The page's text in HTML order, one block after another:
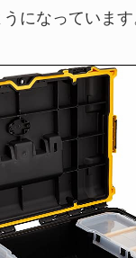
になっています